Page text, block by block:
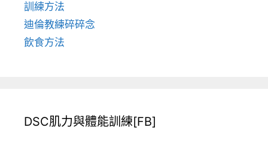
訓練方法
迪倫教練碎碎念
飲食方法
DSC肌力與體能訓練[FB]